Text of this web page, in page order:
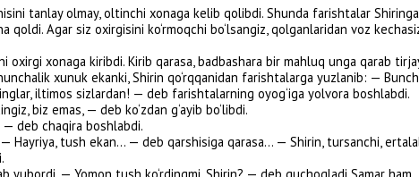
O‘zbekiston Jurnalistika va ommaviy kommunikatsiyalar
universiteti talabasi
Abdullayeva Rushana
tush ekan... — deb qarshisiga qarasa... — Shirin, tursanchi, ertalab bo‘ldi axir, —
— Yomon tush ko‘rdingmi, Shirin? — deb quchoqladi Samar ham.
degan ovoz ohista yangradi.
uchun ulardan baxtli juftlik yo‘qdek edi.